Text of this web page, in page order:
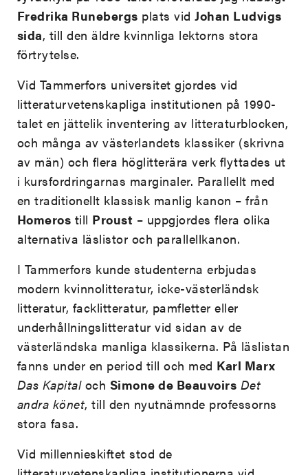
Fredrika Runebergs plats vidJohan Ludvigs
sida, till den äldre kvinnliga lektorns stora
förtrytelse.
Vid Tammerfors universitet gjordes vid
litteraturvetenskapliga institutionen på 1990-
talet en jättelik inventering av litteraturblocken,
och många av västerlandets klassiker (skrivna
av män) och flera höglitterära verk flyttades ut
i kursfordringarnas marginaler. Parallellt med
en traditionellt klassisk manlig kanon – från
Homeros till Proust – uppgjordes flera olika
alternativa läslistor och parallellkanon.
I Tammerfors kunde studenterna erbjudas
modern kvinnolitteratur, icke-västerländsk
litteratur, facklitteratur, pamfletter eller
underhållningslitteratur vid sidan av de
västerländska manliga klassikerna. På läslistan
fanns under en period till och med Karl Marx
Das Kapitaloch Simone de Beauvoirs Det
andra könet, till den nyutnämnde professorns
stora fasa.
Vid millennieskiftet stod de